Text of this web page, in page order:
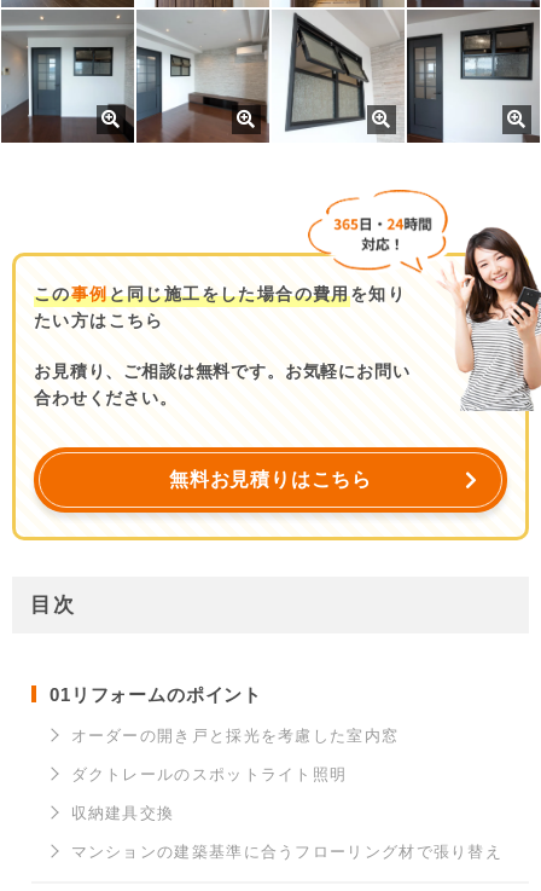
この事例と同じ施工をした場合の費用を知り
たい方はこちら
お見積り、ご相談は無料です。お気軽にお問い
合わせください。
無料お見積りはこちら
目次
01 リフォームのポイント
オーダーの開き戸と採光を考慮した室内窓
ダクトレールのスポットライト照明
収納建具交換
マンションの建築基準に合うフローリング材で張り替え